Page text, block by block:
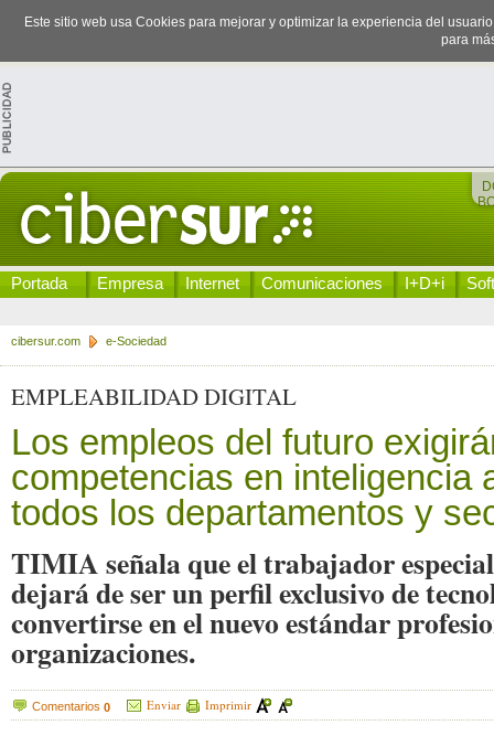
Este sitio web usa Cookies para mejorar y optimizar la experiencia del
para
Portada Empresa Internet Comunicaciones I+D+i
cibersur.com e-Sociedad
EMPLEABILIDAD DIGITAL
Los empleos del futuro
competencias en inteligencia
todos los departamentos y
TIMIA señala que el trabajador
dejará de ser un perfil exclusivo de
convertirse en el nuevo estándar
organizaciones.
Comentarios 0 Enviar Imprimir